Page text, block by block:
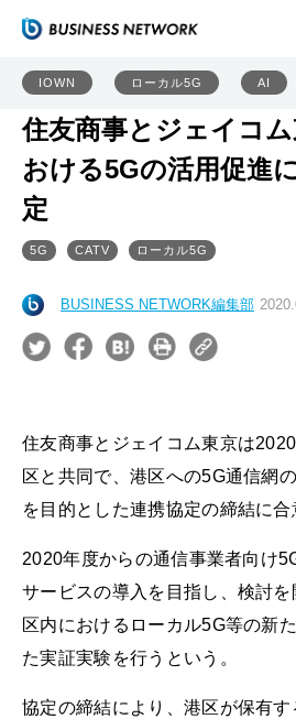
IOWN ローカル5G AI
住友商事とジェイコ
おける5Gの活用促進
定
5G CATV ローカル5G
BUSINESS NETWORK編集部
住友商事とジェイコム東京は
区と共同で、港区への5G通信網
を目的とした連携協定の締結に合
2020年度からの通信事業者向け
サービスの導入を目指し、検討
区内におけるローカル5G等の新
た実証実験を行うという。
協定の締結により、港区が保有す